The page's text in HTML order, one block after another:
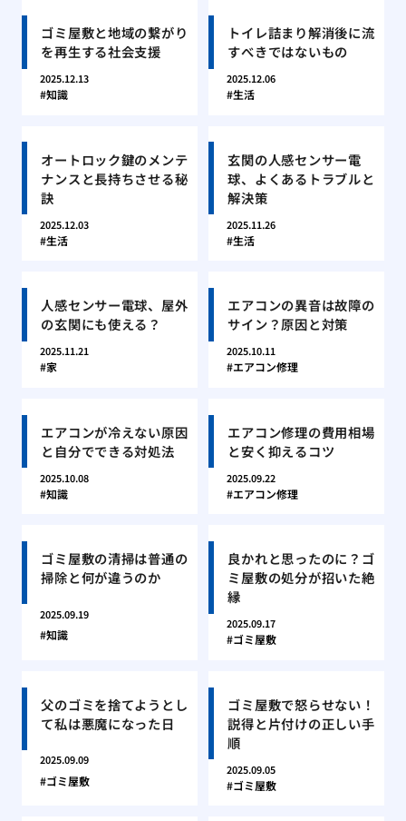
ゴミ屋敷と地域の繋がり
を再生する社会支援
2025.12.13
知識
トイレ詰まり解消後に流
すべきではないもの
2025.12.06
生活
オートロック鍵のメンテ
ナンスと長持ちさせる秘
訣
2025.12.03
生活
玄関の人感センサー電
球、よくあるトラブルと
解決策
2025.11.26
生活
人感センサー電球、屋外
の玄関にも使える？
2025.11.21
家
エアコンの異音は故障の
サイン？原因と対策
2025.10.11
エアコン修理
エアコンが冷えない原因
と自分でできる対処法
2025.10.08
知識
エアコン修理の費用相場
と安く抑えるコツ
2025.09.22
エアコン修理
ゴミ屋敷の清掃は普通の
掃除と何が違うのか
2025.09.19
知識
良かれと思ったのに？ゴ
ミ屋敷の処分が招いた絶
縁
2025.09.17
ゴミ屋敷
父のゴミを捨てようとし
て私は悪魔になった日
2025.09.09
ゴミ屋敷
ゴミ屋敷で怒らせない！
説得と片付けの正しい手
順
2025.09.05
ゴミ屋敷